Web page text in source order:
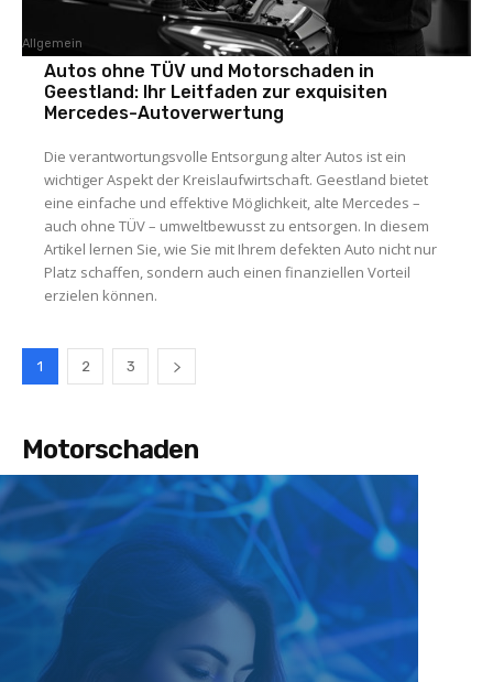
Allgemein
Autos ohne TÜV und Motorschaden in
Geestland: Ihr Leitfaden zur exquisiten
Mercedes-Autoverwertung
Die verantwortungsvolle Entsorgung alter Autos ist ein
wichtiger Aspekt der Kreislaufwirtschaft. Geestland bietet
eine einfache und effektive Möglichkeit, alte Mercedes –
auch ohne TÜV – umweltbewusst zu entsorgen. In diesem
Artikel lernen Sie, wie Sie mit Ihrem defekten Auto nicht nur
Platz schaffen, sondern auch einen finanziellen Vorteil
erzielen können.
1 2 3
Motorschaden